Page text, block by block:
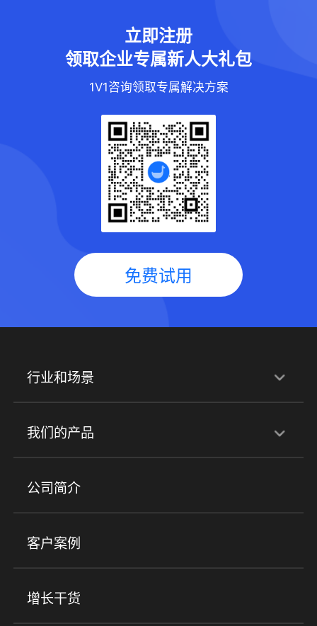
立即注册
领取企业专属新人大礼包
1V1咨询领取专属解决方案
免费试用
行业和场景
行业解决方案
培训机构 职业技能培训 兴趣培训
金融行业
心理机构
我们的产品
产品
小程序商城 ERP 企微SCRM
社群圈子
公司简介
客户案例
增长干货